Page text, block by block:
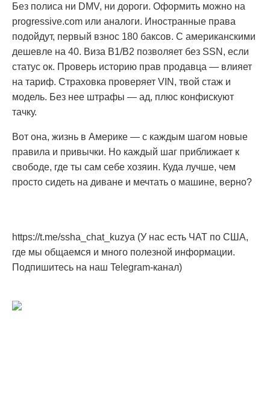
Без полиса ни DMV, ни дороги. Оформить можно на
progressive.com или аналоги. Иностранные права
подойдут, первый взнос 180 баксов. С американскими
дешевле на 40. Виза B1/B2 позволяет без SSN, если
статус ок. Проверь историю прав продавца — влияет
на тариф. Страховка проверяет VIN, твой стаж и
модель. Без нее штрафы — ад, плюс конфискуют
тачку.
Вот она, жизнь в Америке — с каждым шагом новые
правила и привычки. Но каждый шаг приближает к
свободе, где ты сам себе хозяин. Куда лучше, чем
просто сидеть на диване и мечтать о машине, верно?
https://t.me/ssha_chat_kuzya (У нас есть ЧАТ по США,
где мы общаемся и много полезной информации.
Подпишитесь на наш Telegram-канал)